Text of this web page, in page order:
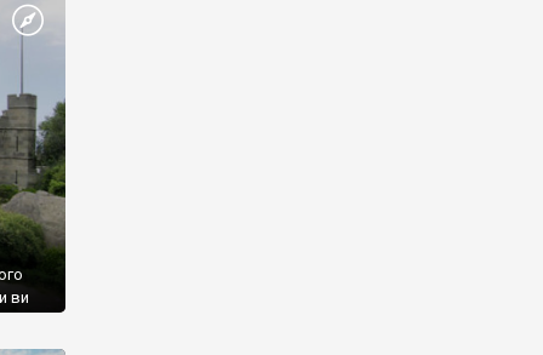
ви